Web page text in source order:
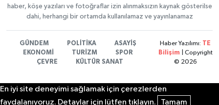
haber, köşe yazıları ve fotoğraflar izin alınmaksızın kaynak gösterilse
dahi, herhangi bir ortamda kullanılamaz ve yayınlanamaz
GÜNDEM POLİTİKA
ASAYİŞ
EKONOMİ
TURİZM
SPOR
ÇEVRE
KÜLTÜR SANAT
Haber Yazılımı: TE
Bilişim | Copyright
© 2026
En iyi site deneyimi sağlamak için çerezlerden
faydalanıyoruz. Detaylar için lütfen tıklayın.
Tamam